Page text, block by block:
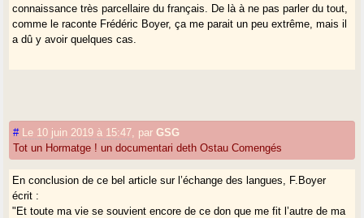
connaissance très parcellaire du français. De là à ne pas parler du tout,
comme le raconte Frédéric Boyer, ça me parait un peu extrême, mais il
a dû y avoir quelques cas.
# Le 10 juin 2019 à 15:47 parGSG
Tot un Hormatge ! un documentari deth Ostau Comengés
En conclusion de ce bel article sur l’échange des langues, F.Boyer
écrit :
"Et toute ma vie se souvient encore de ce don que me fit l’autre de ma